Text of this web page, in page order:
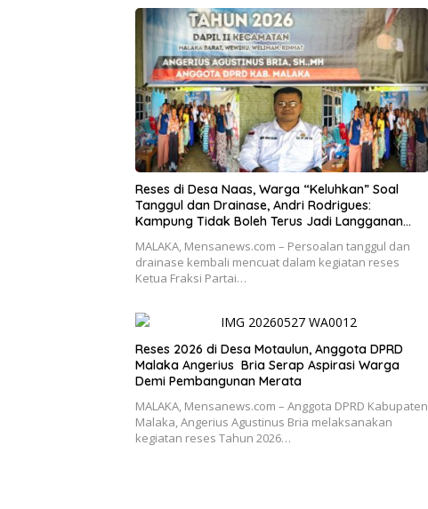
Reses di Desa Naas, Warga “Keluhkan” Soal
Tanggul dan Drainase, Andri Rodrigues:
Kampung Tidak Boleh Terus Jadi Langganan
MALAKA, Mensanews.com – Persoalan tanggul dan
drainase kembali mencuat dalam kegiatan reses
Ketua Fraksi Partai…
Reses 2026 di Desa Motaulun, Anggota DPRD
Malaka Angerius Bria Serap Aspirasi Warga
Demi Pembangunan Merata
MALAKA, Mensanews.com – Anggota DPRD Kabupaten
Malaka, Angerius Agustinus Bria melaksanakan
kegiatan reses Tahun 2026…